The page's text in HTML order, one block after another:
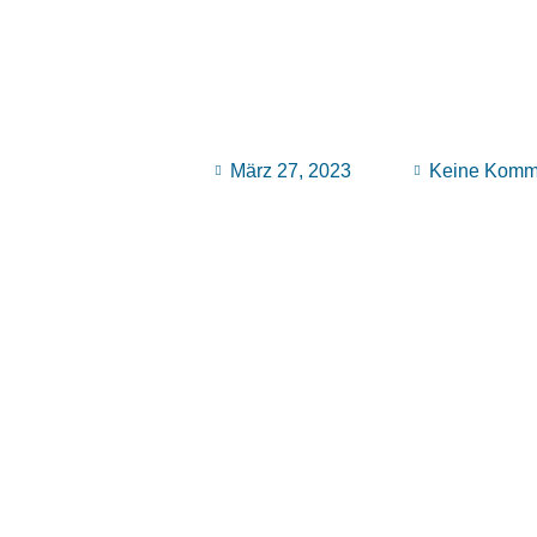
März 27, 2023 Keine